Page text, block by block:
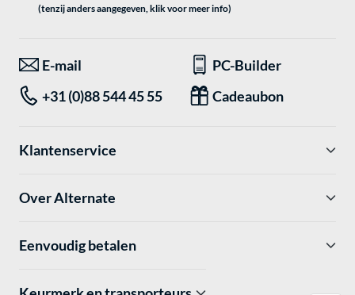
(tenzij anders aangegeven, klik voor meer info)
E-mail
PC-Builder
+31 (0)88 544 45 55
Cadeaubon
Klantenservice
Over Alternate
Eenvoudig betalen